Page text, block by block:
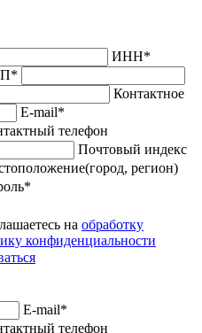
ИНН*
Контактное
E-mail*
телефон
Почтовый индекс
регион)
на обработку
конфиденциальности
E-mail*
телефон